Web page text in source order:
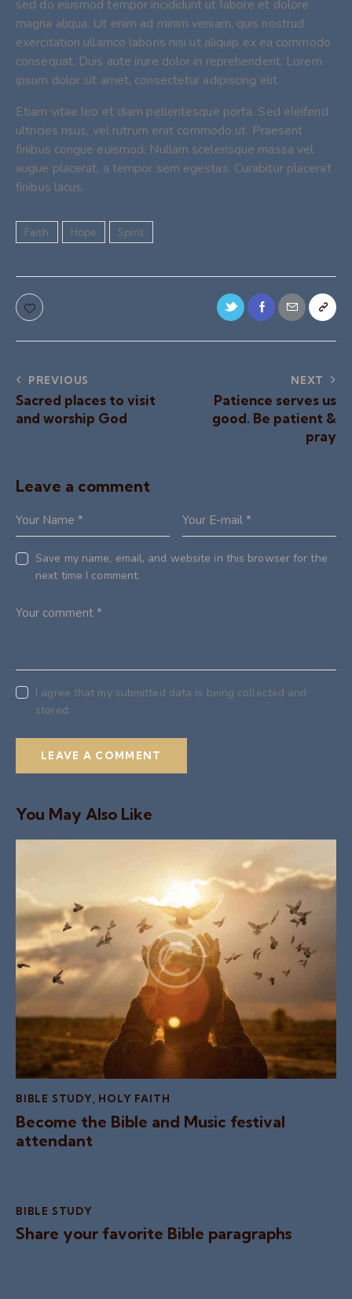
sed do eiusmod tempor incididunt ut labore et dolore
magna aliqua. Ut enim ad minim veniam, quis nostrud
exercitation ullamco laboris nisi ut aliquip ex ea commodo
consequat. Duis aute irure dolor in reprehenderit. Lorem
ipsum dolor sit amet, consectetur adipiscing elit.
Etiam vitae leo et diam pellentesque porta. Sed eleifend
ultricies risus, vel rutrum erat commodo ut. Praesent
finibus congue euismod. Nullam scelerisque massa vel
augue placerat, a tempor sem egestas. Curabitur placerat
finibus lacus.
Faith Hope Spirit
PREVIOUS
Sacred places to visit
and worship God
NEXT
Patience serves us
good. Be patient &
pray
Leave a comment
Save my name, email, and website in this browser for the
next time I comment.
I agree that my submitted data is being collected and
stored.
You May Also Like
BIBLE STUDY, HOLY FAITH
Become the Bible and Music festival
attendant
BIBLE STUDY
Share your favorite Bible paragraphs